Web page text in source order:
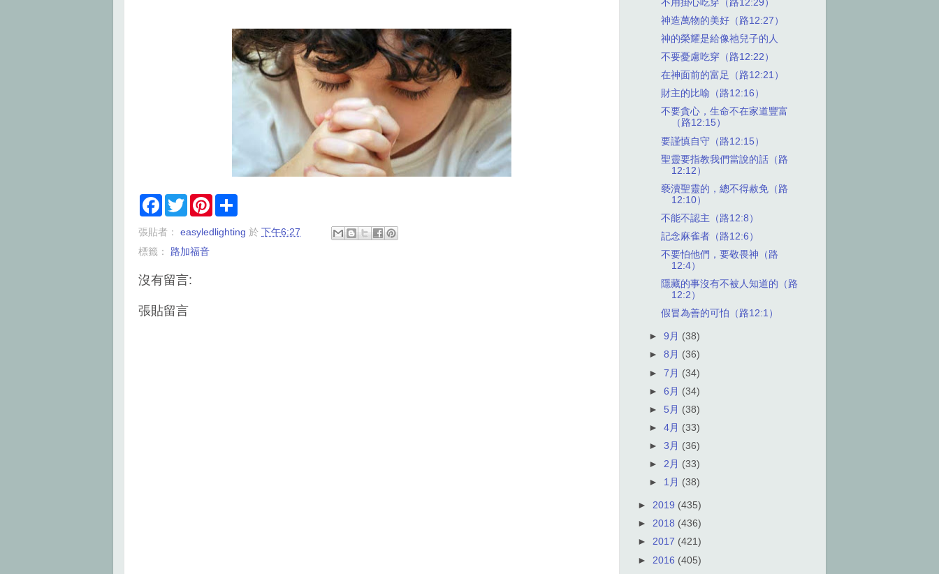
F
e
o
k
T
w
t
e
P
t
r
張貼者： easyledlighting 於 下午6:27
標籤： 路加福音
沒有留言:
張貼留言
不用掛心吃穿（路12:29）
神造萬物的美好（路12:27）
神的榮耀是給像祂兒子的人
不要憂慮吃穿（路12:22）
在神面前的富足（路12:21）
財主的比喻（路12:16）
不要貪心，生命不在家道豐富
（路12:15）
要謹慎自守（路12:15）
聖靈要指教我們當說的話（路
12:12）
褻瀆聖靈的，總不得赦免（路
12:10）
不能不認主（路12:8）
記念麻雀者（路12:6）
不要怕他們，要敬畏神（路
12:4）
隱藏的事沒有不被人知道的（路
12:2）
假冒為善的可怕（路12:1）
►9月 (38)
►8月 (36)
►7月 (34)
►6月 (34)
► 5月 (38)
►4月 (33)
►3月 (36)
►2月 (33)
► 1月 (38)
► 2019 (435)
► 2018 (436)
► 2017 (421)
► 2016 (405)